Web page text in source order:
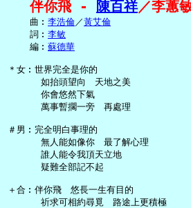
伴你飛 - 陳百祥／李蕙
     曲︰
李浩倫／黃艾倫
     詞︰
李敏
     編︰
蘇德華
＊女︰世界完全是你的
       如抬頭望向　天地之美
       你會悠然下氣
       萬事暫擱一旁　再處理
＃男︰完全明白事理的
       無人能如像你　最了解心理
       誰人能令我頂天立地
       疑難全部記不起
＋合︰伴你飛　悠長一生有目的
       祈求可相約尋覓　路途上更積極